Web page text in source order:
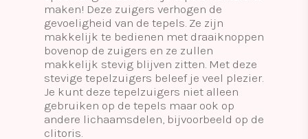
maken! Deze zuigers verhogen de
gevoeligheid van de tepels. Ze zijn
makkelijk te bedienen met draaiknoppen
bovenop de zuigers en ze zullen
makkelijk stevig blijven zitten. Met deze
stevige tepelzuigers beleef je veel plezier.
Je kunt deze tepelzuigers niet alleen
gebruiken op de tepels maar ook op
andere lichaamsdelen, bijvoorbeeld op de
clitoris.